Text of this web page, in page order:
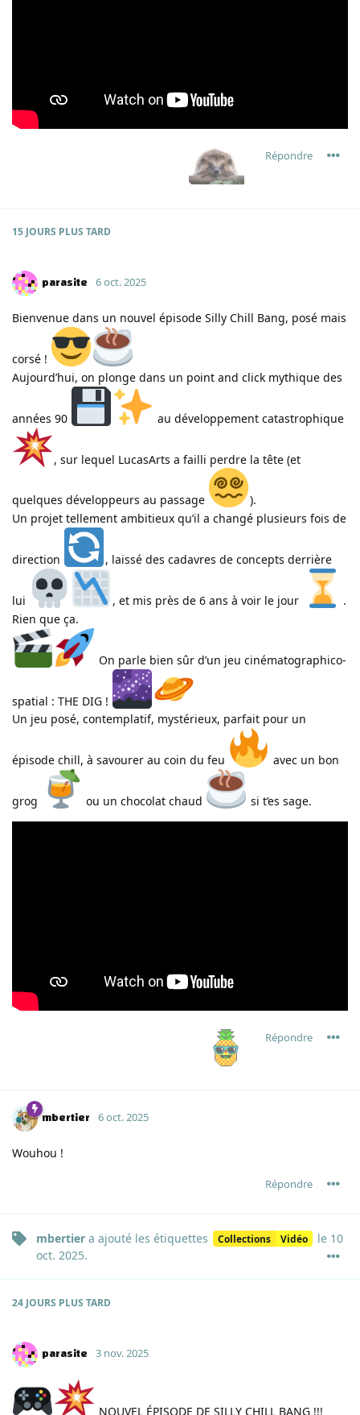
Répondre
15 JOURS PLUS TARD
parasite 6 oct. 2025
Bienvenue dans un nouvel épisode Silly Chill Bang, posé mais
corsé !
Aujourd’hui, on plonge dans un point and click mythique des
années 90 au développement catastrophique
, sur lequel LucasArts a failli perdre la tête (et
quelques développeurs au passage
).
Un projet tellement ambitieux qu’il a changé plusieurs fois de
direction , laissé des cadavres de concepts derrière
lui , et mis près de 6 ans à voir le jour
.
Rien que ça.
On parle bien sûr d’un jeu cinématographico-
spatial : THE DIG !
Un jeu posé, contemplatif, mystérieux, parfait pour un
épisode chill, à savourer au coin du feu avec un bon
grog ou un chocolat chaud si t’es sage.
Répondre
mbertier 6 oct. 2025
Wouhou !
Répondre
mbertier a ajouté les étiquettes Collections Vidéo le 10
oct. 2025.
24 JOURS PLUS TARD
parasite 3 nov. 2025
NOUVEL ÉPISODE DE SILLY CHILL BANG !!!